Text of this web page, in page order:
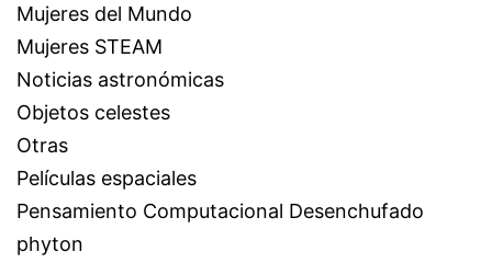
Mujeres del Mundo
Mujeres STEAM
Noticias astronómicas
Objetos celestes
Otras
Películas espaciales
Pensamiento Computacional Desenchufado
phyton